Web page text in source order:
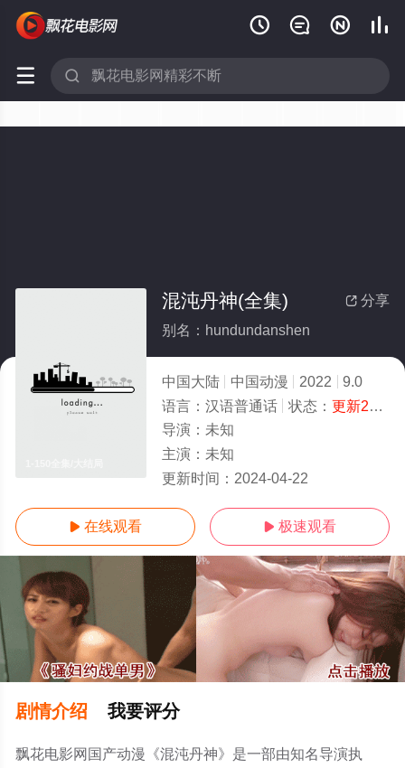
   
 
 分享
混沌丹神(全集)
别名：hundundanshen
中国大陆 中国动漫 2022
9.0
语言： 汉语普通话 状态： 更新287
导演： 未知
主演： 未知
更新时间： 2024-04-22
 在线观看  极速观看
剧情介绍 我要评分
飘花电影网国产动漫《混沌丹神》是一部由知名导演执